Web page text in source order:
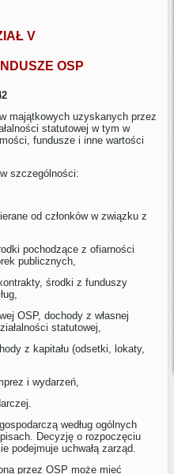
V
OSP
majątkowych uzyskanych przez
statutowej w tym w
fundusze i inne wartości
szczególności:
od członków w związku z
pochodzące z ofiarności
publicznych,
środki z funduszy
OSP, dochody z własnej
statutowej,
z kapitału (odsetki, lokaty,
i wydarzeń,
według ogólnych
Decyzję o rozpoczęciu
podejmuje uchwałą zarząd.
przez OSP może mieć